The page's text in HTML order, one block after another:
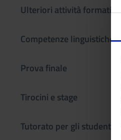
Ulteriori attività formative
Competenze linguistiche
Prova finale
Tirocini e stage
Tutorato per gli studenti